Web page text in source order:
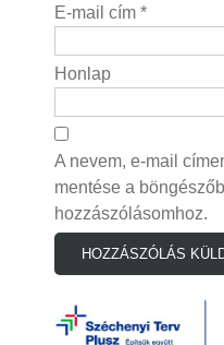
E-mail cím *
Honlap
A nevem, e-mail
mentése a
hozzászólásomhoz.